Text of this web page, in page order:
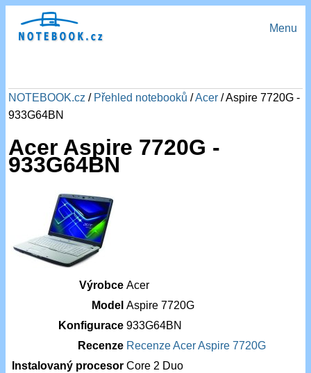
Menu
NOTEBOOK.cz / Přehled notebooků /Acer / Aspire 7720G -
933G64BN
Acer Aspire 7720G -
933G64BN
Výrobce Acer
Model Aspire 7720G
Konfigurace 933G64BN
Recenze Recenze Acer Aspire 7720G
Instalovaný procesor Core 2 Duo